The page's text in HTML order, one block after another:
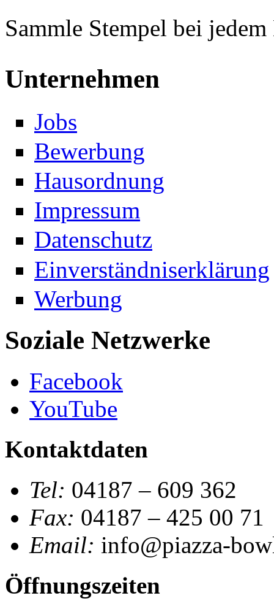
Sammle Stempel bei jedem
Unternehmen
Jobs
Bewerbung
Hausordnung
Impressum
Datenschutz
Einverständniserklärung
Werbung
Soziale Netzwerke
Facebook
YouTube
Kontaktdaten
Tel: 04187 – 609 362
Fax: 04187 – 425 00 71
Email: info@piazza-
Öffnungszeiten